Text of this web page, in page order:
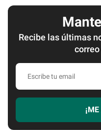
Recibe las últimas
E
c
r